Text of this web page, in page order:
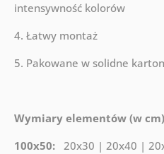
intensywność kolorów
4. Łatwy montaż
5. Pakowane w solidne
Wymiary elementów (w cm)
100x50: 20x30 | 20x40 |